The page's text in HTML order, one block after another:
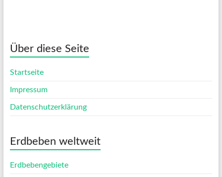
Über diese Seite
Startseite
Impressum
Datenschutzerklärung
Erdbeben weltweit
Erdbebengebiete